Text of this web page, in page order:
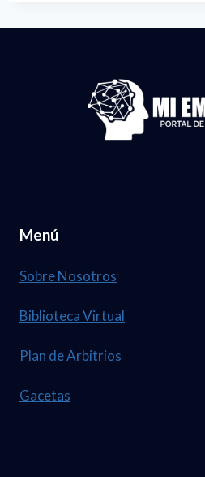
Menú
Sobre Nosotros
Biblioteca Virtual
Plan de Arbitrios
Gacetas